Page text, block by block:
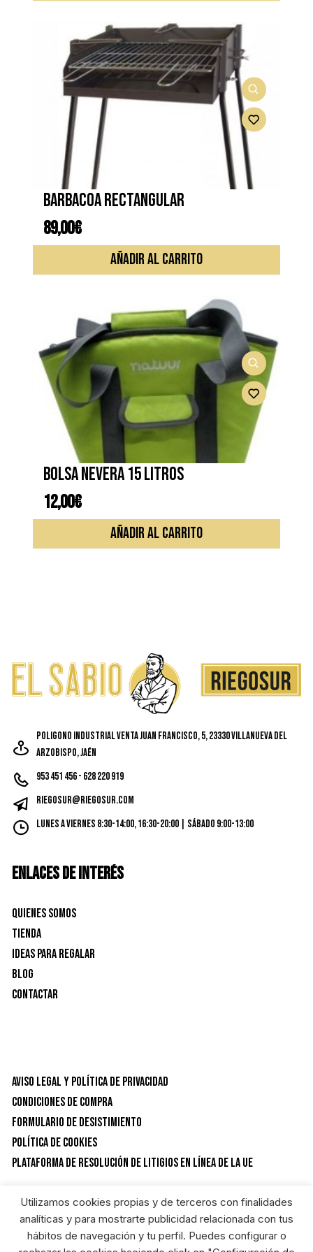
Barbacoa rectangular
89,00€
AÑADIR AL CARRITO
Bolsa nevera 15 litros
12,00€
AÑADIR AL CARRITO
Poligono Industrial Venta Juan Francisco, 5, 23330 Villanueva del
Arzobispo, Jaén
953 451 456 - 628 220 919
riegosur@riegosur.com
Lunes a Viernes 8:30-14:00, 16:30-20:00 | Sábado 9:00-13:00
ENLACES DE INTERÉS
Quienes Somos
Tienda
Ideas para Regalar
Blog
Contactar
Aviso Legal y Política de privacidad
Condiciones de Compra
Formulario de desistimiento
Política de Cookies
Plataforma de resolución de litigios en línea de la UE
CATEGORÍAS DEL PRODUCTO
Utilizamos cookies propias y de terceros con finalidades
analíticas y para mostrarte publicidad relacionada con tus
hábitos de navegación y tu perfil. Puedes configurar o